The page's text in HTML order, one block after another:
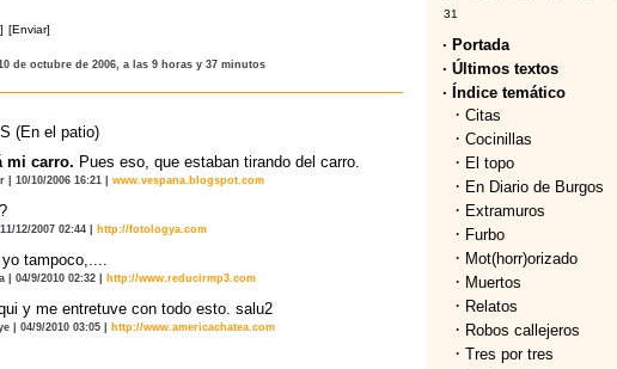
[Enviar]
de octubre de 2006, a las 9 horas y 37 minutos
(En el patio)
mi carro. Pues eso, que estaban tirando del carro.
10/10/2006 16:21 | www.vespana.blogspot.com
12/2007 02:44 | http://fotologya.com
yo tampoco,....
04/9/2010 02:32 | http://www.reducirmp3.com
y me entretuve con todo esto. salu2
| 04/9/2010 03:05 | http://www.americachatea.com
31
· Portada
· Últimos textos
· Índice temático
· Citas
· Cocinillas
· El topo
· En Diario de Burgos
· Extramuros
· Furbo
· Mot(horr)orizado
· Muertos
· Relatos
· Robos callejeros
· Tres por tres